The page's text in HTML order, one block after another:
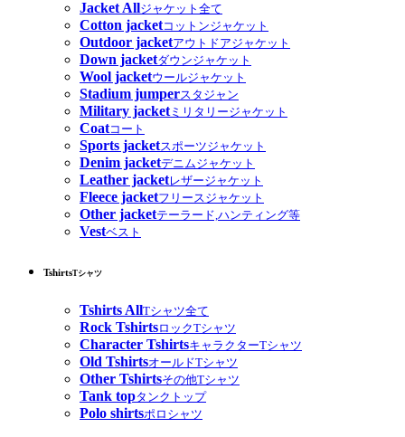
Jacket Allジャケット全て
Cotton jacketコットンジャケット
Outdoor jacketアウトドアジャケット
Down jacketダウンジャケット
Wool jacketウールジャケット
Stadium jumperスタジャン
Military jacketミリタリージャケット
Coatコート
Sports jacketスポーツジャケット
Denim jacketデニムジャケット
Leather jacketレザージャケット
Fleece jacketフリースジャケット
Other jacketテーラード,ハンティング等
Vestベスト
TshirtsTシャツ
Tshirts AllTシャツ全て
Rock TshirtsロックTシャツ
Character TshirtsキャラクターTシャツ
Old TshirtsオールドTシャツ
Other Tshirtsその他Tシャツ
Tank topタンクトップ
Polo shirtsポロシャツ